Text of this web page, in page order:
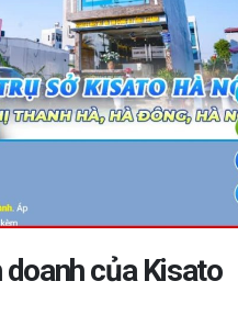
của Kisato